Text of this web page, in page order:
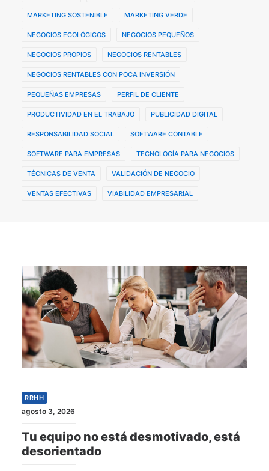
MARKETING SOSTENIBLE MARKETING VERDE
NEGOCIOS ECOLÓGICOS NEGOCIOS PEQUEÑOS
NEGOCIOS PROPIOS NEGOCIOS RENTABLES
NEGOCIOS RENTABLES CON POCA INVERSIÓN
PEQUEÑAS EMPRESAS PERFIL DE CLIENTE
PRODUCTIVIDAD EN EL TRABAJO PUBLICIDAD DIGITAL
RESPONSABILIDAD SOCIAL SOFTWARE CONTABLE
SOFTWARE PARA EMPRESAS TECNOLOGÍA PARA NEGOCIOS
TÉCNICAS DE VENTA VALIDACIÓN DE NEGOCIO
VENTAS EFECTIVAS VIABILIDAD EMPRESARIAL
RRHH
agosto 3, 2026
Tu equipo no está desmotivado, está
desorientado